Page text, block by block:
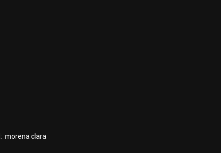
morena clara